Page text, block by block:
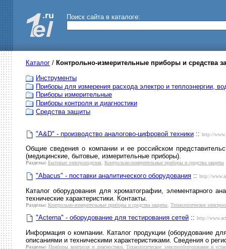
Поиск сайта в каталоге:
Каталог / Контрольно-измерительные приборы и средства
Инструменты
Приборы для измерения расхода электро и теплоэнергии,
Приборы измерительные
Приборы контроля и диагностики
Средства защиты
"A&D" - производство аналогово-цифровой техники :: http://
Общие сведения о компании и ее российском
(медицинские, бытовые, измерительные приборы).
Разделы: Бытовые электроизделия, Контрольно-измерительные приборы и средства защиты
"Abacus" - поставки аналитического оборудования :: http://
Каталог оборудования для хроматографии, элементарного
технические характеристики. Контакты.
Разделы: Контрольно-измерительные приборы и средства защиты Технологическое
"Acterna" - оборудование для тестирования сетей :: http://
Информация о компании. Каталог продукции (оборудование
описаниями и техническими характеристиками. Сведения о
Разделы: Приборы контроля и диагностики,Технологическое электрооборудование и